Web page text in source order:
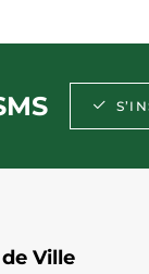
Ville